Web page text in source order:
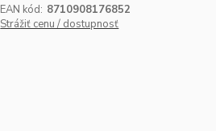
EAN kód: 8710908176852
Strážiť cenu / dostupnosť